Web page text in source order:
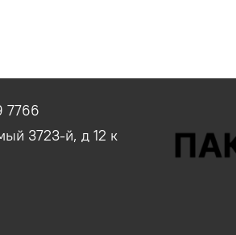
7766
3723-й, д 12 к